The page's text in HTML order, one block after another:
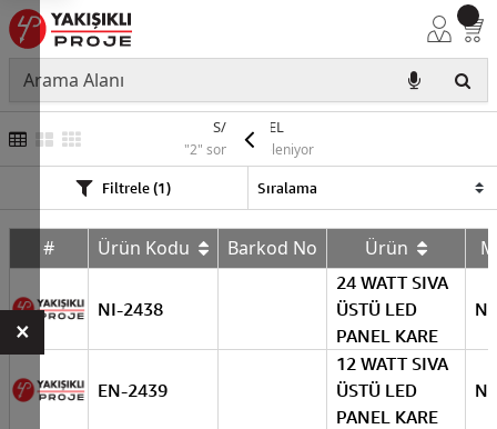
S/Ü PANEL
"2" sonuç listeleniyor
Filtrele (1)
# Ürün Kodu Barkod No Ürün
NI-2438
24 WATT SIVA
ÜSTÜ LED
PANEL KARE
EN-2439
12 WATT SIVA
ÜSTÜ LED
PANEL KARE
×